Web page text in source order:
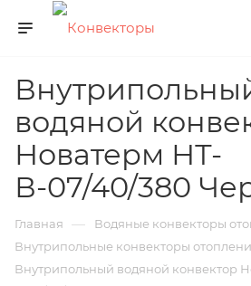
водяной
Новатерм НТ-
В-07/40/380
Главная — Водяные конвекторы
Внутрипольные конвекторы
Внутрипольный водяной конвектор